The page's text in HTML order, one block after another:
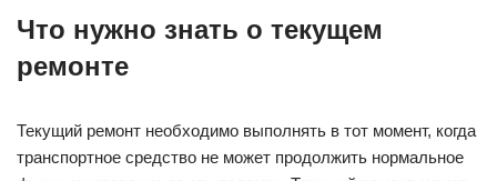
Что нужно знать о текущем
ремонте
Текущий ремонт необходимо выполнять в тот момент, когда
транспортное средство не может продолжить нормальное